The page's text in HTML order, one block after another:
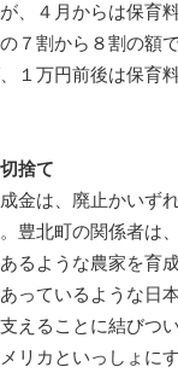
、４月からは保育
７割から８割の額
１万円前後は保育
捨て
金は、廃止かいず
豊北町の関係者は
るような農家を育
っているような日
えることに結びつ
リカといっしょに